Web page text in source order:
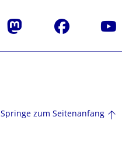
Mastodon Facebook
Springe zum Seitenanfang